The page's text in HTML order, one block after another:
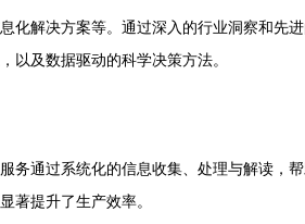
解决方案等。通过深入的行业洞察和先
以及数据驱动的科学决策方法。
通过系统化的信息收集、处理与解读，
著提升了生产效率。